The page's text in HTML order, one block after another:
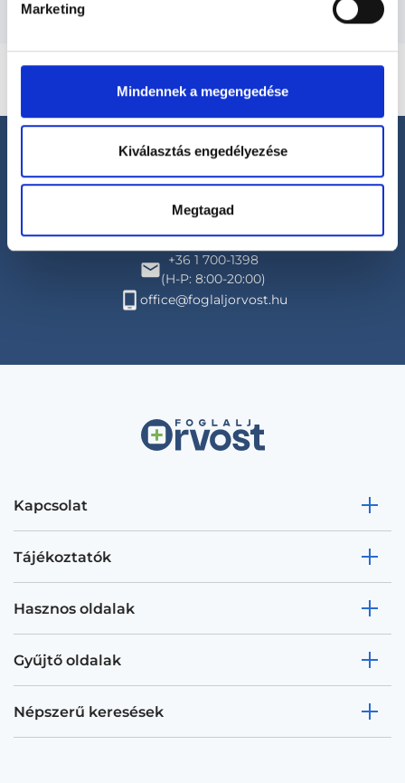
Marketing
Mindennek a megengedése
Kiválasztás engedélyezése
Megtagad
Segíthetünk?
+36 1 700-1398
(H-P: 8:00-20:00)
office@foglaljorvost.hu
Kapcsolat
Tájékoztatók
Hasznos oldalak
Gyűjtő oldalak
Népszerű keresések